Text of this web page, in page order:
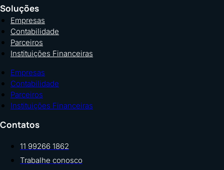
Soluções
Empresas
Contabilidade
Parceiros
Instituições Financeiras
Empresas
Contabilidade
Parceiros
Instituições Financeiras
Contatos
11 99266 1862
Trabalhe conosco